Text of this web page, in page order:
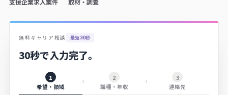
支援企業求人案件 取材・調査
無料キャリア相談 最短30秒
30秒で入力完了。
1
希望・領域
2
職種・年収
3
連絡先